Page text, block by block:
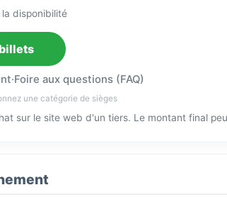
disponibilité
·Foire aux questions (FAQ)
une catégorie de sièges
sur le site web d'un tiers. Le montant final